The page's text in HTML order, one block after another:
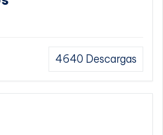
4640 Descargas